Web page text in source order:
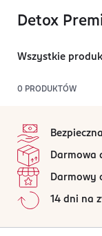
Detox
Wszystkie
0 PRODUKTÓW
Darmowa
Darmowy
14 dni na